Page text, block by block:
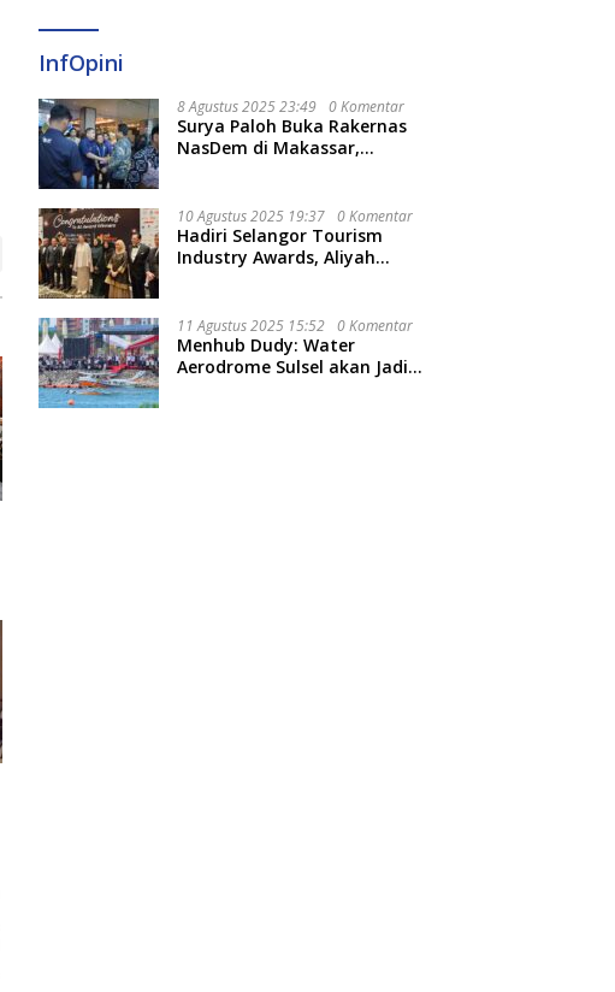
InfOpini
8 Agustus 2025 23:49 0 Komentar
Surya Paloh Buka Rakernas
NasDem di Makassar,
10 Agustus 2025 19:37 0 Komentar
Hadiri Selangor Tourism
Industry Awards, Aliyah
11 Agustus 2025 15:52 0 Komentar
Menhub Dudy: Water
Aerodrome Sulsel akan Jadi